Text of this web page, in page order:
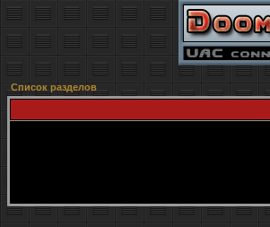
Список разделов